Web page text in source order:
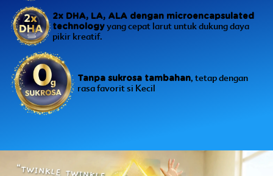
2x DHA, LA, ALA dengan microencapsulated
technologyyang cepat larut untuk dukung daya
pikir kreatif.
Tanpa sukrosa tambahan, tetap dengan
rasa favorit si Kecil